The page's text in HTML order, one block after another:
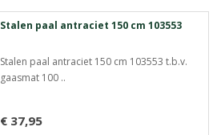
Stalen paal antraciet 150 cm 103553
Stalen paal antraciet 150 cm 103553 t.b.v.
gaasmat 100 ..
€ 37,95